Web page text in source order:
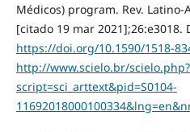
Médicos) program. Rev.
[citado 19 mar 2021];26:e3018.
https://doi.org/10.1590/1518-
http://www.scielo.br/scielo.php?
script=sci_arttext&pid=S0104-